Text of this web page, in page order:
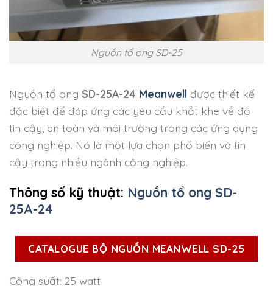
Nguồn tổ ong SD-25
Nguồn tổ ong SD-25A-24 Meanwell được thiết kế
đặc biệt để đáp ứng các yêu cầu khắt khe về độ
tin cậy, an toàn và môi trường trong các ứng dụng
công nghiệp. Nó là một lựa chọn phổ biến và tin
cậy trong nhiều ngành công nghiệp.
Thông số kỹ thuật: Nguồn tổ ong SD-
25A-24
CATALOGUE BỘ NGUỒN MEANWELL SD-25
Công suất: 25 watt